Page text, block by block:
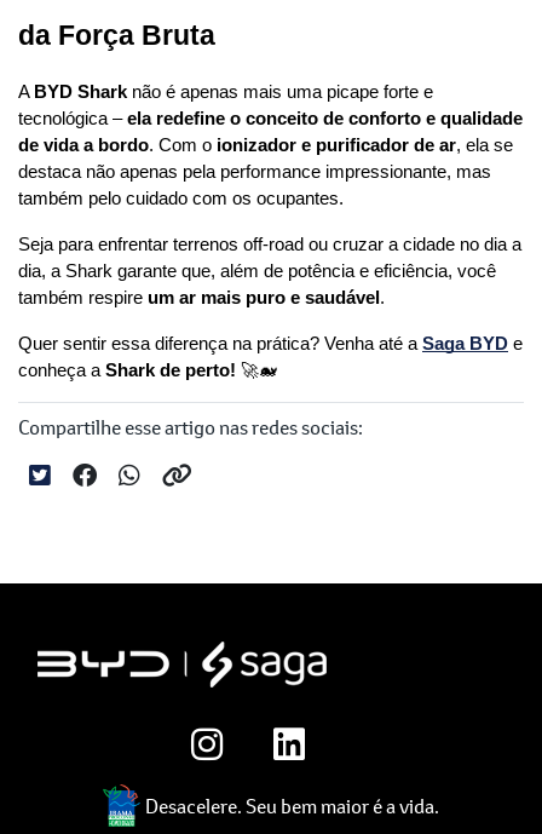
da Força Bruta
A BYD Shark não é apenas mais uma picape forte e
tecnológica – ela redefine o conceito de conforto e qualidade
de vida a bordo. Com o ionizador e purificador de ar, ela se
destaca não apenas pela performance impressionante, mas
também pelo cuidado com os ocupantes.
Seja para enfrentar terrenos off-road ou cruzar a cidade no dia a
dia, a Shark garante que, além de potência e eficiência, você
também respire um ar mais puro e saudável .
Quer sentir essa diferença na prática? Venha até a Saga BYD e
conheça a Shark de perto! 🚀🐋
Compartilhe esse artigo nas redes sociais:
Desacelere. Seu bem maior é a vida.